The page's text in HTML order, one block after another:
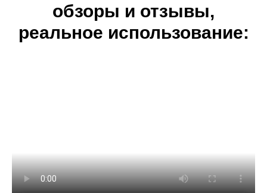
обзоры и отзывы,
реальное использование: